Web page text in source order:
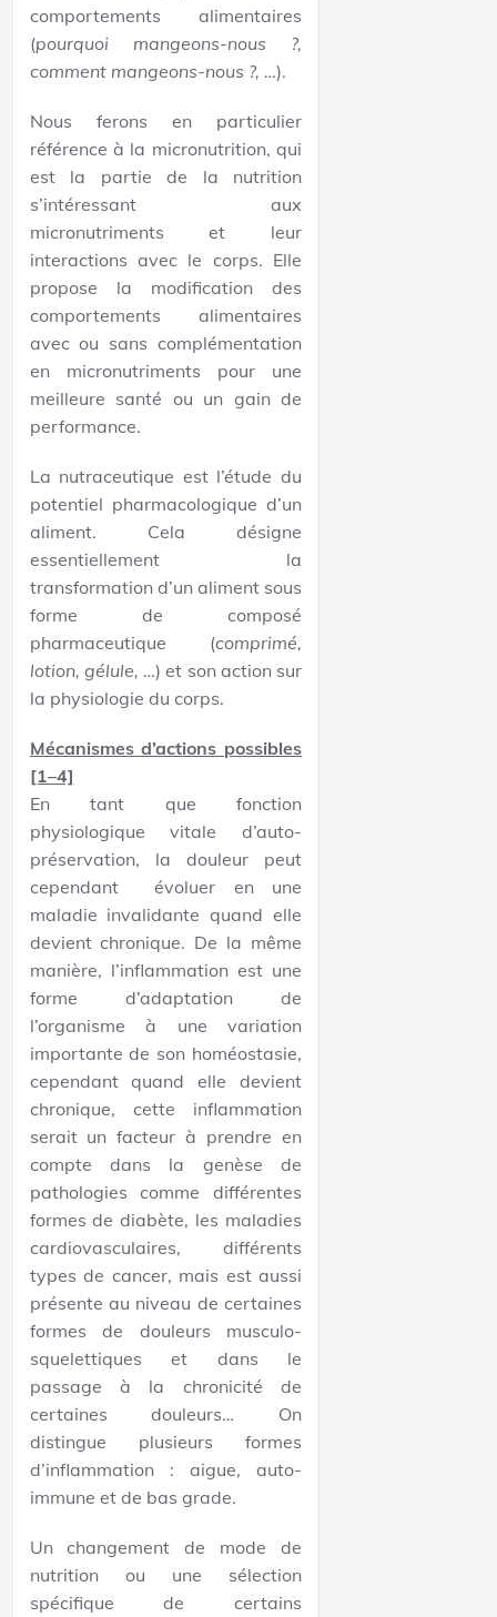
comportements alimentaires
(pourquoi mangeons-nous ?,
comment mangeons-nous ?, …).
Nous ferons en particulier
référence à la micronutrition, qui
est la partie de la nutrition
s’intéressant aux
micronutriments et leur
interactions avec le corps. Elle
propose la modification des
comportements alimentaires
avec ou sans complémentation
en micronutriments pour une
meilleure santé ou un gain de
performance.
La nutraceutique est l’étude du
potentiel pharmacologique d’un
aliment. Cela désigne
essentiellement la
transformation d’un aliment sous
forme de composé
pharmaceutique (comprimé,
lotion, gélule, …) et son action sur
la physiologie du corps.
Mécanismes d’actions possibles
[1–4]
En tant que fonction
physiologique vitale d’auto-
préservation, la douleur peut
cependant évoluer en une
maladie invalidante quand elle
devient chronique. De la même
manière, l’inflammation est une
forme d’adaptation de
l’organisme à une variation
importante de son homéostasie,
cependant quand elle devient
chronique, cette inflammation
serait un facteur à prendre en
compte dans la genèse de
pathologies comme différentes
formes de diabète, les maladies
cardiovasculaires, différents
types de cancer, mais est aussi
présente au niveau de certaines
formes de douleurs musculo-
squelettiques et dans le
passage à la chronicité de
certaines douleurs… On
distingue plusieurs formes
d’inflammation : aigue, auto-
immune et de bas grade.
Un changement de mode de
nutrition ou une sélection
spécifique de certains